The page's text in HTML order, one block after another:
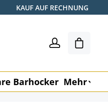
KAUF AUF RECHNUNG
Barhocker Mehr